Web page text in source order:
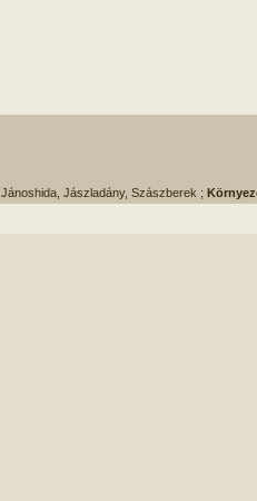
Jánoshida, Jászladány, Szászberek ;